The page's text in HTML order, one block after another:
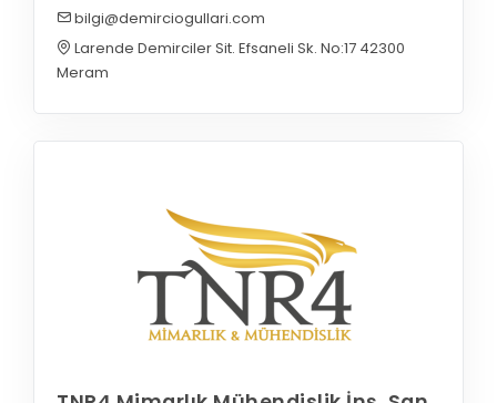
bilgi@demirciogullari.com
Larende Demirciler Sit. Efsaneli Sk. No:17 42300
Meram